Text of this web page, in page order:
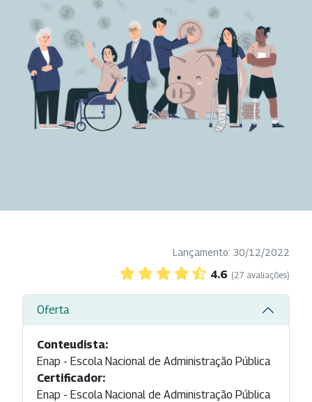
Lançamento: 30/12/2022
4.6 (27 avaliações)
Oferta
Conteudista:
Enap - Escola Nacional de Administração Pública
Certificador:
Enap - Escola Nacional de Administração Pública